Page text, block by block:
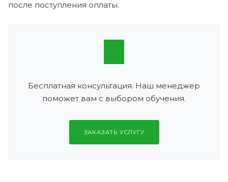
после поступления оплаты.
Бесплатная консультация. Наш менеджер
поможет вам с выбором обучения.
ЗАКАЗАТЬ УСЛУГУ